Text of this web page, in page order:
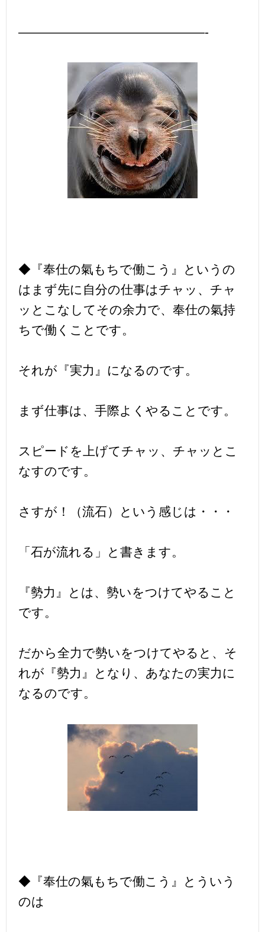
———————————————-
◆『奉仕の氣もちで働こう』というの
はまず先に自分の仕事はチャッ、チャ
ッとこなしてその余力で、奉仕の氣持
ちで働くことです。
それが『実力』になるのです。
まず仕事は、手際よくやることです。
スピードを上げてチャッ、チャッとこ
なすのです。
さすが！（流石）という感じは・・・
「石が流れる」と書きます。
『勢力』とは、勢いをつけてやること
です。
だから全力で勢いをつけてやると、そ
れが『勢力』となり、あなたの実力に
なるのです。
◆『奉仕の氣もちで働こう』とういう
のは